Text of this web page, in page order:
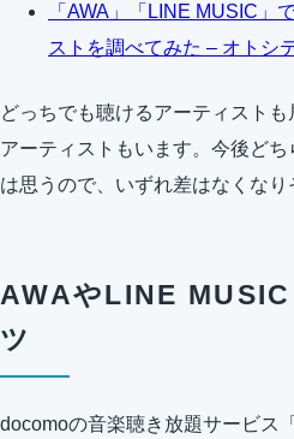
「AWA」「LINE MUSIC」
ストを調べてみた – オトシ
どっちでも聴けるアーティスト
アーティストもいます。今後ど
は思うので、いずれ差はなくなり
AWAやLINE
ツ
docomoの音楽聴き放題サービス「